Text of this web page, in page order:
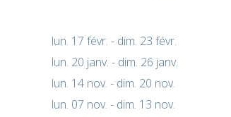
lun. 17 févr. - dim. 23 févr.
lun. 20 janv. - dim. 26 janv.
lun. 14 nov. - dim. 20 nov.
lun. 07 nov. - dim. 13 nov.